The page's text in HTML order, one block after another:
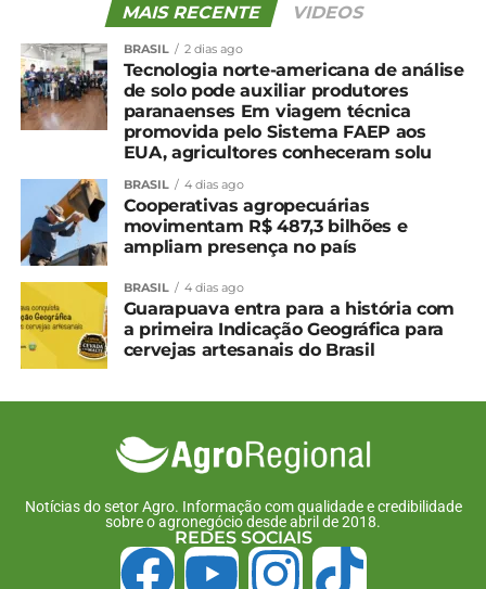
70,7%, melhor índice do
País, aponta MapBiomas
29 de maio, 2024
Em "Paraná"
(1º)
31 de março, 2025
Em "Paraná"
Suinocultor é multado
em R$ 100 mil por
infração ambiental no
Paraná
16 de setembro, 2024
Em "Paraná"
TÓPICOS RELACIONADOS:
UP NEXT
IDR-Paraná prepara 4 novas cultivares para
fortalecer a fruticultura do Estado
NÃO PERCA
fotográfico da biodiversidade
MAIS RECENTE VIDEOS
BRASIL 2 dias ago
Tecnologia norte-americana de análise
de solo pode auxiliar produtores
paranaenses Em viagem técnica
promovida pelo Sistema FAEP aos
EUA, agricultores conheceram solu
BRASIL 4 dias ago
Cooperativas agropecuárias
movimentam R$ 487,3 bilhões e
ampliam presença no país
BRASIL 4 dias ago
Guarapuava entra para a história com
a primeira Indicação Geográfica para
cervejas artesanais do Brasil
Notícias do setor Agro. Informação com qualidade e credibilidade
sobre o agronegócio desde abril de 2018.
REDES SOCIAIS